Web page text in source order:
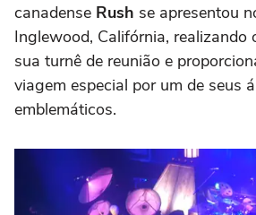
canadense Rush se apresentou
Inglewood, Califórnia, realizando
sua turnê de reunião e
viagem especial por um de seus
emblemáticos.